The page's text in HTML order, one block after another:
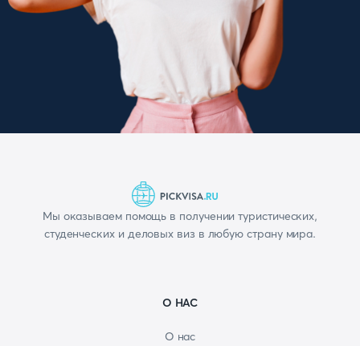
Мы оказываем помощь в получении туристических,
студенческих и деловых виз в любую страну мира.
О НАС
О нас